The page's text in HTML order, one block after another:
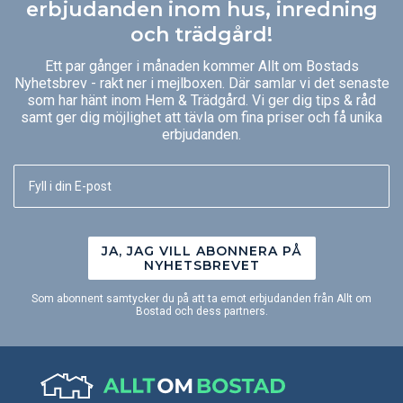
erbjudanden inom hus, inredning
och trädgård!
Ett par gånger i månaden kommer Allt om Bostads
Nyhetsbrev - rakt ner i mejlboxen. Där samlar vi det senaste
som har hänt inom Hem & Trädgård. Vi ger dig tips & råd
samt ger dig möjlighet att tävla om fina priser och få unika
erbjudanden.
JA, JAG VILL ABONNERA PÅ
NYHETSBREVET
Som abonnent samtycker du på att ta emot erbjudanden från Allt om
Bostad och dess partners.